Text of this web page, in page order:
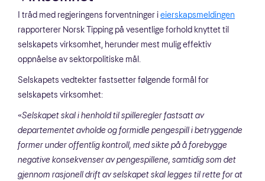
I tråd med regjeringens forventninger ieierskapsmeldingen
rapporterer Norsk Tipping på vesentlige forhold knyttet til
selskapets virksomhet, herunder mest mulig effektiv
oppnåelse av sektorpolitiske mål.
Selskapets vedtekter fastsetter følgende formål for
selskapets virksomhet:
«Selskapet skal i henhold til spilleregler fastsatt av
departementet avholde og formidle pengespill i betryggende
former under offentlig kontroll, med sikte på å forebygge
negative konsekvenser av pengespillene, samtidig som det
gjennom rasjonell drift av selskapet skal legges til rette for at